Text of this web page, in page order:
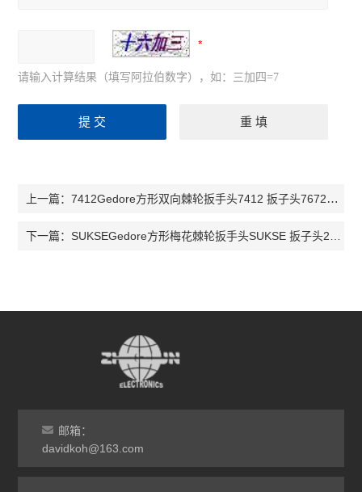
请输入计算结果（填写阿拉伯数字），如：三加四=7
上一篇：7412Gedore方形双向棘轮扳手头7412 扳子头7672710 扳子头7687230
下一篇： SUKSEGedore方形梅花棘轮扳手头SUKSE 扳子头2827735 扳子头2827778
邮箱：
davidkoh@163.com